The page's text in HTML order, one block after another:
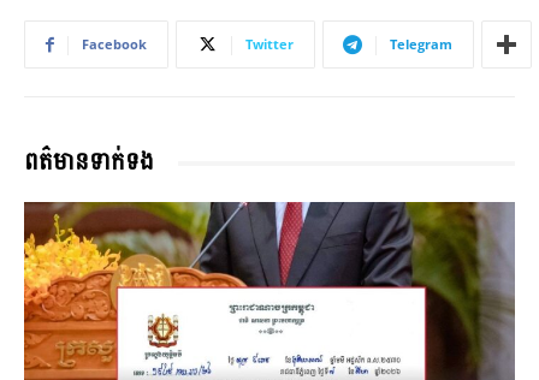
Facebook Twitter Telegram
ពត៌មានទាក់ទង